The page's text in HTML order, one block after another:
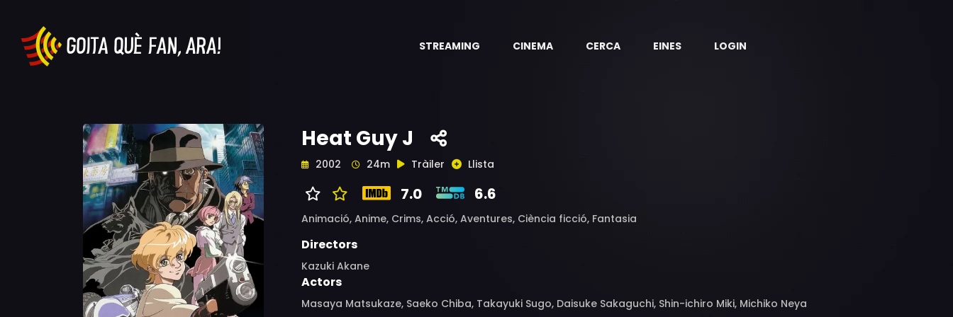
STREAMING CINEMA CERCA EINES LOGIN
Heat Guy J
2002 24m Tràiler Llista
7.0 6.6
Animació, Anime, Crims, Acció, Aventures, Ciència ficció, Fantasia
Directors
Kazuki Akane
Actors
Masaya Matsukaze, Saeko Chiba, Takayuki Sugo, Daisuke Sakaguchi, Shin-ichiro Miki, Michiko Neya